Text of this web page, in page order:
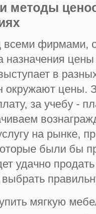
методы
фирмами,
назначения
в
окружают цены.
за учебу -
на рынке,
были бы
удачно
мягкую